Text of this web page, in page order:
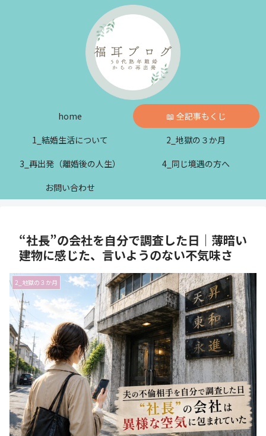
home
📖 全記事もくじ
1_結婚生活について
2_地獄の３か月
3_再出発（離婚後の人生）
4_同じ境遇の方へ
お問い合わせ
“社長”の会社を自分で調査した日｜薄暗い
建物に感じた、言いようのない不気味さ
2_地獄の３か月